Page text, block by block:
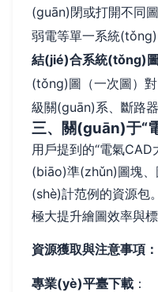
(guān)閉或打開不同
弱電等單一系統(tǒng)
結(jié)合系統(tǒng)圖
(tǒng)圖（一次圖）
級關(guān)系、斷路
三、關(guān)于“
用戶提到的“電氣
(biāo)準(zhǔn)圖塊
(shè)計范例的資源包
極大提升繪圖效率與
資源獲取與注意事項：
專業(yè)平臺下載 ：